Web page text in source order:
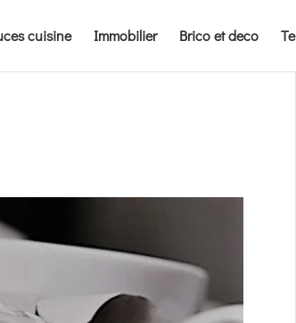
cuisine Immobilier Brico et deco